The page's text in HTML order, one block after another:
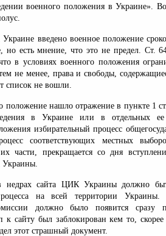
военного положения в Украине».
Украине введено военное положение
но есть мнение, что это не предел. Ст.
в условиях военного положения
не менее, права и свободы,
список не вошли.
положение нашло отражение в пункте 1
в Украине или в отдельных ее
избирательный процесс
соответствующих местных
части, прекращается со дня
Украины.
недрах сайта ЦИК Украины должно
на всей территории
должно было появится сразу
к сайту был заблокирован кем то, скорее
этот страшный документ.